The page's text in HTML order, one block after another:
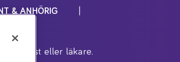
& ANHÖRIG
av dietist eller läkare.